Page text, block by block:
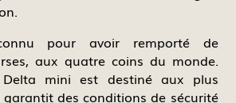
pour avoir remporté de
aux quatre coins du monde.
mini est destiné aux plus
des conditions de sécurité